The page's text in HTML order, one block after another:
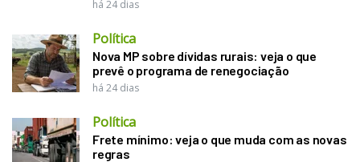
há 24 dias
Política
Nova MP sobre dívidas rurais: veja o que
prevê o programa de renegociação
há 24 dias
Política
Frete mínimo: veja o que muda com as novas
regras